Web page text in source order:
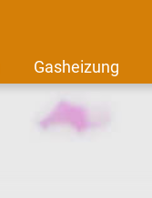
Gasheizung